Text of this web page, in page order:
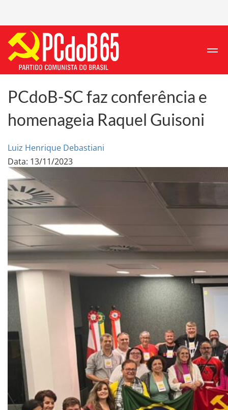
PCdoB-SC faz conferência e
homenageia Raquel Guisoni
Luiz Henrique Debastiani
Data: 13/11/2023